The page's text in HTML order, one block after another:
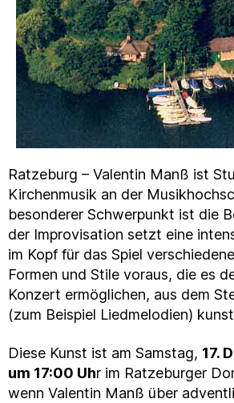
Ratzeburg – Valentin Manß ist
Kirchenmusik an der
besonderer Schwerpunkt ist die
der Improvisation setzt eine
im Kopf für das Spiel
Formen und Stile voraus, die es
Konzert ermöglichen, aus dem
(zum Beispiel Liedmelodien)
Diese Kunst ist am Samstag, 17.
um 17:00 Uhr im Ratzeburger
wenn Valentin Manß über